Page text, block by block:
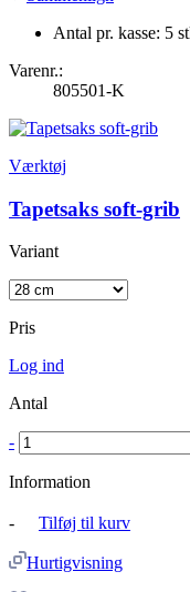
Antal pr. kasse: 5
Varenr.:
805501-K
Værktøj
Tapetsaks soft-grib
Variant
Pris
Log ind
Antal
-
Information
- Tilføj til kurv
Hurtigvisning